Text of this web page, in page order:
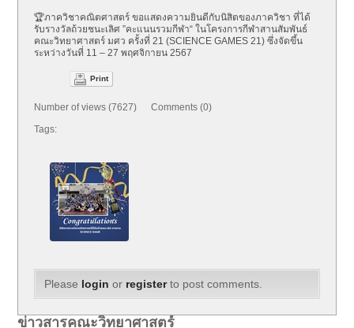
🏆ภาควิชาคณิตศาสตร์ ขอแสดงความยินดีกับนิสิตของภาควิชา ที่ได้
รับรางวัลถ้วยชนะเลิศ ”คะแนนรวมกีฬา“ ในโครงการกีฬาสานสัมพันธ์
คณะวิทยาศาสตร์ มศว ครั้งที่ 21 (SCIENCE GAMES 21) ซึ่งจัดขึ้น
ระหว่างวันที่ 11 – 27 พฤศจิกายน 2567
Print
Number of views (7627) Comments (0)
Tags:
Please login or registerto post comments.
ข่าวสารคณะวิทยาศาสตร์